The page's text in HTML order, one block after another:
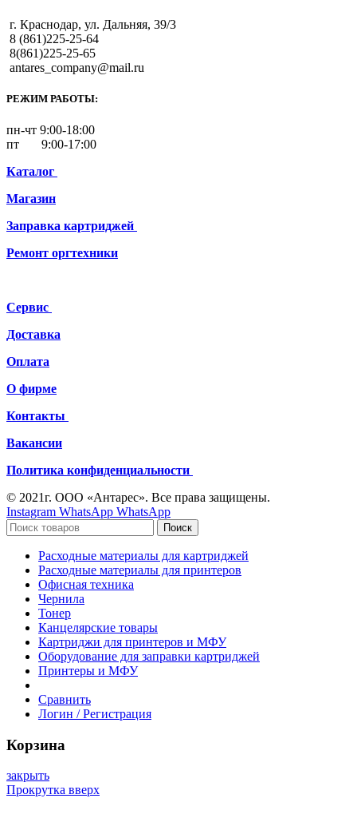
г. Краснодар, ул. Дальняя, 39/3
8 (861)225-25-64
8(861)225-25-65
antares_company@mail.ru
РЕЖИМ РАБОТЫ:
пн-чт 9:00-18:00
пт 9:00-17:00
Каталог
Магазин
Заправка картриджей
Ремонт оргтехники
Сервис
Доставка
Оплата
О фирме
Контакты
Вакансии
Политика конфиденциальности
© 2021г. ООО «Антарес». Все права защищены.
Instagram WhatsApp WhatsApp
Поиск
Расходные материалы для картриджей
Расходные материалы для принтеров
Офисная техника
Чернила
Тонер
Канцелярские товары
Картриджи для принтеров и МФУ
Оборудование для заправки картриджей
Принтеры и МФУ
Сравнить
Логин / Регистрация
Корзина
закрыть
Прокрутка вверх